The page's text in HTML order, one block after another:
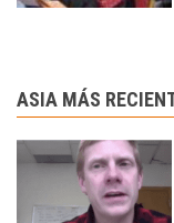
ASIA MÁS